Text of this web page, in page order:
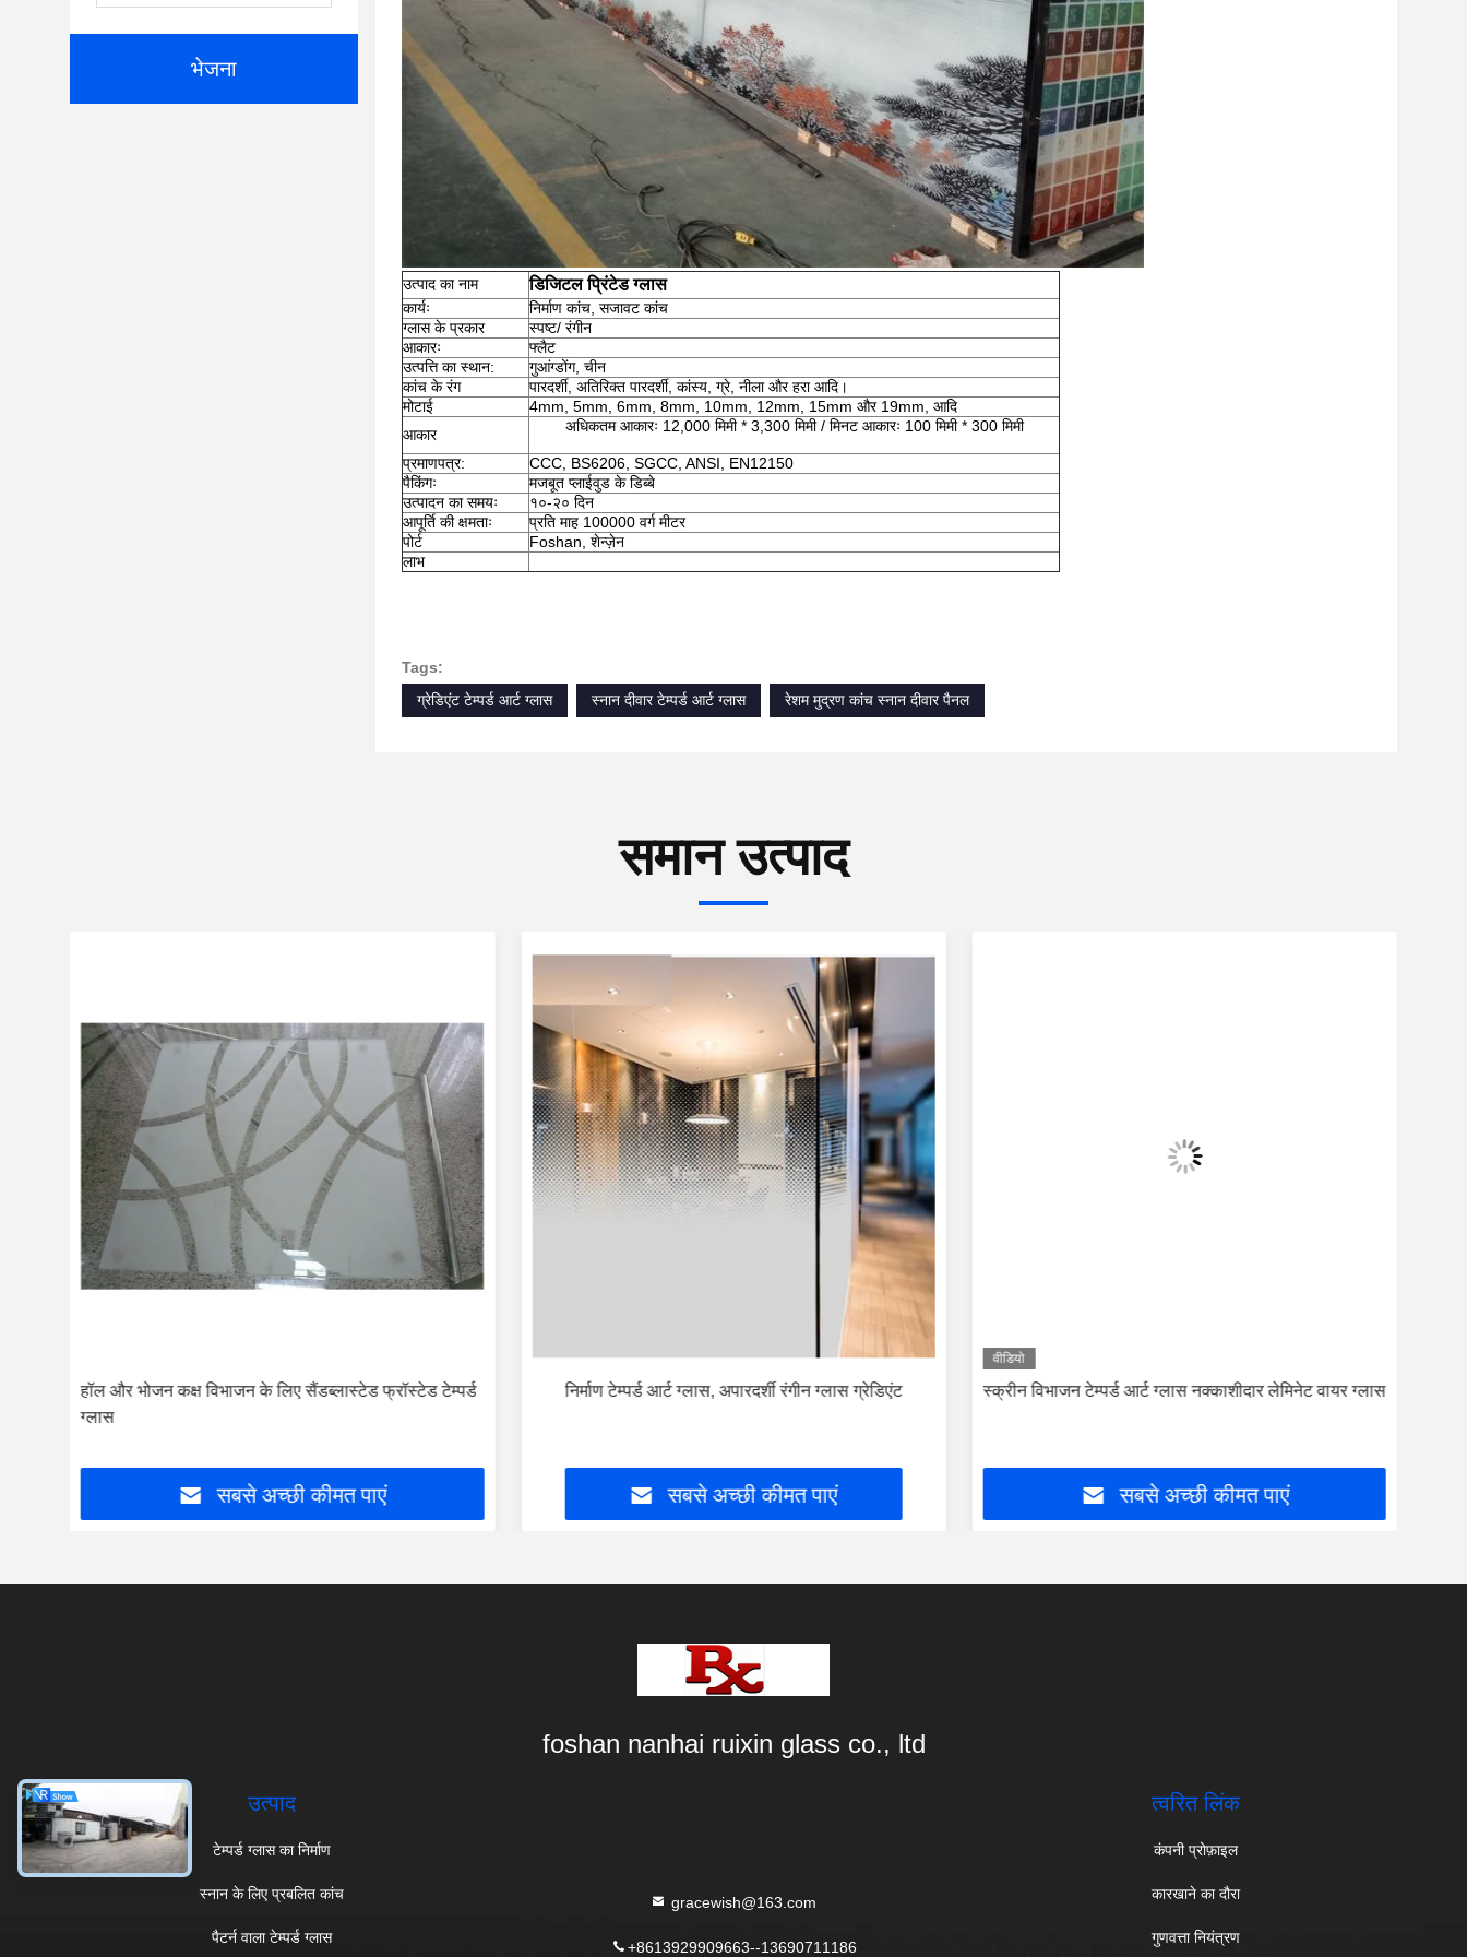
भेजना
उत्पाद का नाम डिजिटल प्रिंटेड ग्लास
कार्यः
निर्माण कांच, सजावट कांच
ग्लास के प्रकार
स्पष्ट/ रंगीन
आकारः
फ्लैट
उत्पत्ति का स्थान:
गुआंग्डोंग, चीन
कांच के रंग
पारदर्शी, अतिरिक्त पारदर्शी, कांस्य, ग्रे, नीला और हरा आदि।
मोटाई
4mm, 5mm, 6mm, 8mm, 10mm, 12mm, 15mm और 19mm, आदि
आकार
अधिकतम आकारः 12,000 मिमी * 3,300 मिमी / मिनट आकारः 100 मिमी * 300 मिमी
प्रमाणपत्र:
CCC, BS6206, SGCC, ANSI, EN12150
पैकिंगः
मजबूत प्लाईवुड के डिब्बे
उत्पादन का समयः
१०-२० दिन
आपूर्ति की क्षमताः
प्रति माह 100000 वर्ग मीटर
पोर्ट
Foshan, शेन्ज़ेन
लाभ
Tags:
ग्रेडिएंट टेम्पर्ड आर्ट ग्लास
स्नान दीवार टेम्पर्ड आर्ट ग्लास रेशम मुद्रण कांच स्नान दीवार पैनल
समान उत्पाद
हॉल और भोजन कक्ष विभाजन के लिए सैंडब्लास्टेड फ्रॉस्टेड टेम्पर्ड
ग्लास
सबसे अच्छी कीमत पाएं
निर्माण टेम्पर्ड आर्ट ग्लास, अपारदर्शी रंगीन ग्लास ग्रेडिएंट
सबसे अच्छी कीमत पाएं
वीडियो
स्क्रीन विभाजन टेम्पर्ड आर्ट ग्लास नक्काशीदार लेमिनेट वायर ग्लास
सबसे अच्छी कीमत पाएं
foshan nanhai ruixin glass co., ltd
उत्पाद
टेम्पर्ड ग्लास का निर्माण
स्नान के लिए प्रबलित कांच
पैटर्न वाला टेम्पर्ड ग्लास
gracewish@163.com
+8613929909663--13690711186
त्वरित लिंक
कंपनी प्रोफ़ाइल
कारखाने का दौरा
गुणवत्ता नियंत्रण